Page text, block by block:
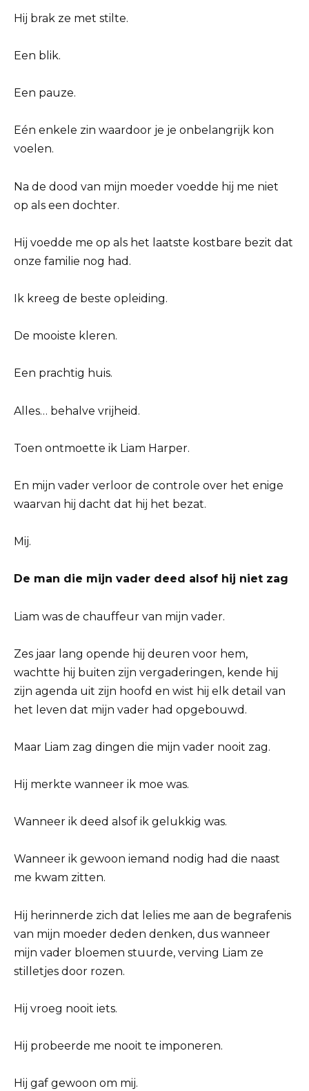
Hij brak ze met stilte.
Een blik.
Een pauze.
Eén enkele zin waardoor je je onbelangrijk kon
voelen.
Na de dood van mijn moeder voedde hij me niet
op als een dochter.
Hij voedde me op als het laatste kostbare bezit dat
onze familie nog had.
Ik kreeg de beste opleiding.
De mooiste kleren.
Een prachtig huis.
Alles… behalve vrijheid.
Toen ontmoette ik Liam Harper.
En mijn vader verloor de controle over het enige
waarvan hij dacht dat hij het bezat.
Mij.
De man die mijn vader deed alsof hij niet zag
Liam was de chauffeur van mijn vader.
Zes jaar lang opende hij deuren voor hem,
wachtte hij buiten zijn vergaderingen, kende hij
zijn agenda uit zijn hoofd en wist hij elk detail van
het leven dat mijn vader had opgebouwd.
Maar Liam zag dingen die mijn vader nooit zag.
Hij merkte wanneer ik moe was.
Wanneer ik deed alsof ik gelukkig was.
Wanneer ik gewoon iemand nodig had die naast
me kwam zitten.
Hij herinnerde zich dat lelies me aan de begrafenis
van mijn moeder deden denken, dus wanneer
mijn vader bloemen stuurde, verving Liam ze
stilletjes door rozen.
Hij vroeg nooit iets.
Hij probeerde me nooit te imponeren.
Hij gaf gewoon om mij.